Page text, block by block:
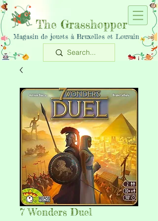
The Grasshopper
Magasin de jouets à Bruxelles et Louvain
7 Wonders Duel